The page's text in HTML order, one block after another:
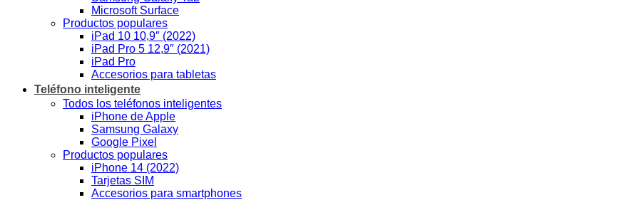
Microsoft Surface
Productos populares
iPad 10 10,9″ (2022)
iPad Pro 5 12,9″ (2021)
iPad Pro
Accesorios para tabletas
Teléfono inteligente
Todos los teléfonos inteligentes
iPhone de Apple
Samsung Galaxy
Google Pixel
Productos populares
iPhone 14 (2022)
Tarjetas SIM
Accesorios para smartphones